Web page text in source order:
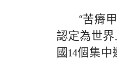
“苦瘠
認定為世界
國14個集